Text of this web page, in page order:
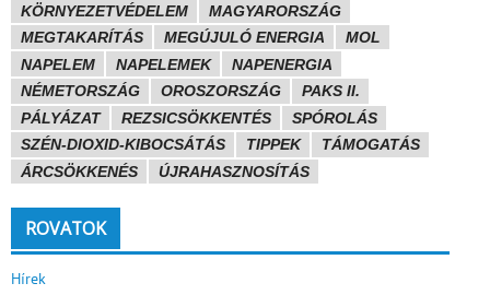
KÖRNYEZETVÉDELEM
MAGYARORSZÁG
MEGTAKARÍTÁS
MEGÚJULÓ ENERGIA
MOL
NAPELEM
NAPELEMEK
NAPENERGIA
NÉMETORSZÁG
OROSZORSZÁG
PAKS II.
PÁLYÁZAT
REZSICSÖKKENTÉS
SPÓROLÁS
SZÉN-DIOXID-KIBOCSÁTÁS
TIPPEK
TÁMOGATÁS
ÁRCSÖKKENÉS
ÚJRAHASZNOSÍTÁS
ROVATOK
Hírek